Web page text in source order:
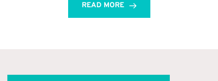
READ MORE